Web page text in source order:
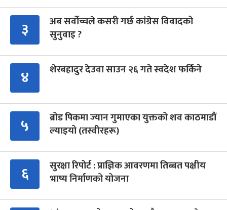
३
अब सर्वोच्चले कसरी गर्छ कांग्रेस विवादको
सुनुवाइ ?
४ शेरबहादुर देउवा साउन २६ गते स्वदेश फर्किने
५
ब्रोड पिकमा ज्यान गुमाएका युक्तको शव काठमाडौं
ल्याइयो (तस्वीरहरू)
६
सुरक्षा रिपोर्ट : प्राज्ञिक आवरणमा तिब्बत पक्षीय
भाष्य निर्माणको योजना